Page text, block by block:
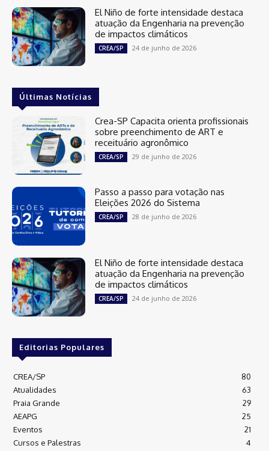
El Niño de forte intensidade destaca
atuação da Engenharia na prevenção
de impactos climáticos
CREA/SP 24 de junho de 2026
Últimas Notícias
Crea-SP Capacita orienta profissionais
sobre preenchimento de ART e
receituário agronômico
CREA/SP 29 de junho de 2026
Passo a passo para votação nas
Eleições 2026 do Sistema
CREA/SP 28 de junho de 2026
El Niño de forte intensidade destaca
atuação da Engenharia na prevenção
de impactos climáticos
CREA/SP 24 de junho de 2026
Editorias Populares
CREA/SP
80
Atualidades
63
Praia Grande
29
AEAPG
25
Eventos
21
Cursos e Palestras
4